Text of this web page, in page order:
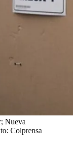
Nueva
Colprensa